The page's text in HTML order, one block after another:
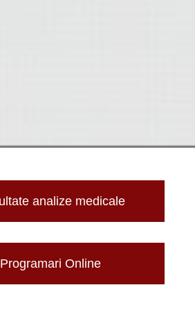
analize medicale
Programari Online